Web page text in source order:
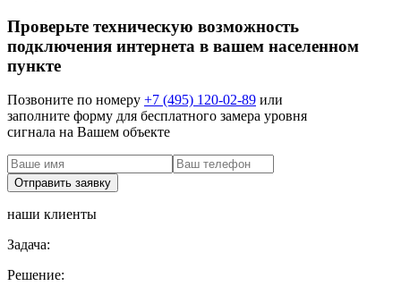
Проверьте техническую возможность
подключения интернета в вашем населенном
пункте
Позвоните по номеру +7 (495) 120-02-89 или
заполните форму для бесплатного замера уровня
сигнала на Вашем объекте
наши клиенты
Задача:
Решение: